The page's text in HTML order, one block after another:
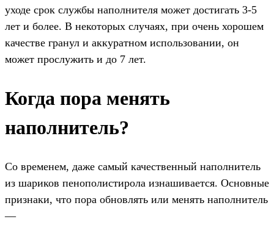
уходе срок службы наполнителя может достигать 3-5
лет и более. В некоторых случаях, при очень хорошем
качестве гранул и аккуратном использовании, он
может прослужить и до 7 лет.
Когда пора менять
наполнитель?
Со временем, даже самый качественный наполнитель
из шариков пенополистирола изнашивается. Основные
признаки, что пора обновлять или менять наполнитель
—